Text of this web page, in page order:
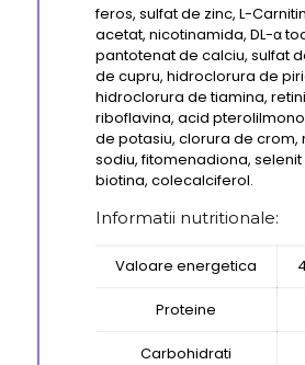
feros, sulfat de zinc, L-
acetat, nicotinamida, DL-α
pantotenat de calciu, sulfat
de cupru, hidroclorura de
hidroclorura de tiamina,
riboflavina, acid
de potasiu, clorura de crom,
sodiu, fitomenadiona, selenit
biotina, colecalciferol.
Informatii nutritionale:
Valoare energetica
Proteine
Carbohidrati